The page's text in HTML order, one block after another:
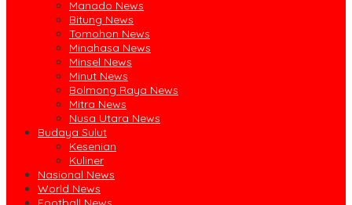
Manado News
Bitung News
Tomohon News
Minahasa News
Minsel News
Minut News
Bolmong Raya News
Mitra News
Nusa Utara News
Budaya Sulut
Kesenian
Kuliner
Nasional News
World News